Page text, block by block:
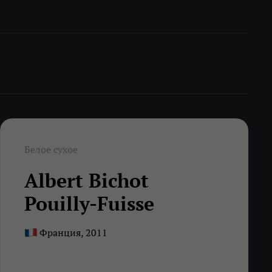
Белое сухое
Albert Bichot
Pouilly-Fuisse
Франция, 2011